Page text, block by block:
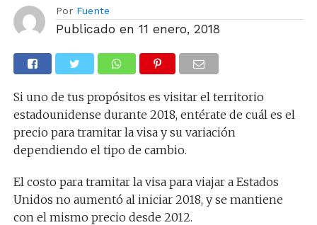
Por Fuente
Publicado en 11 enero, 2018
Si uno de tus propósitos es visitar el territorio
estadounidense durante 2018, entérate de cuál es el
precio para tramitar la visa y su variación
dependiendo el tipo de cambio.
El costo para tramitar la visa para viajar a Estados
Unidos no aumentó al iniciar 2018, y se mantiene
con el mismo precio desde 2012.